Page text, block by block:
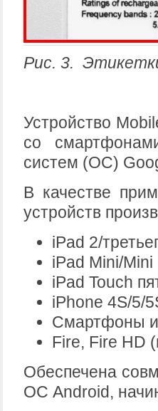
Рис. 3.
Устройство
со
систем (ОС)
В качестве
устройств
iPad 2/
iPad Mini/
iPad Touch
iPhone 4S/5/
Смартфоны
Fire, Fire HD
Обеспечена
ОС Android,